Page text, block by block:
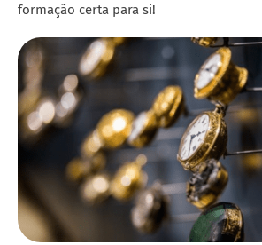
formação certa para si!